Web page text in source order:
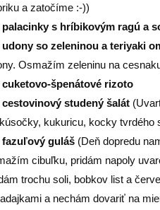
a zatočíme :-))
palacinky s hríbikovým ragú a
udony so zeleninou a teriyaki
Osmažím zeleninu na
cuketovo-špenátové rizoto
cestovinový studený šalát
kukuricu, kocky tvrdého
fazuľový guláš (Deň dopredu
cibuľku, pridám napoly
trochu soli, bobkov list a
a nechám dovariť na